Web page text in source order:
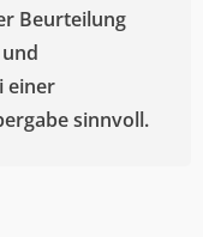
Beurteilung
einer
sinnvoll.